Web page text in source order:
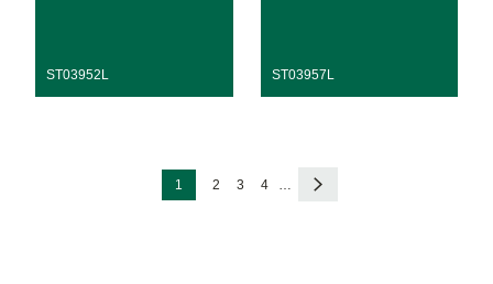
ST03952L ST03957L
Página
1 Página
2 Página
3 Página
4 Siguiente